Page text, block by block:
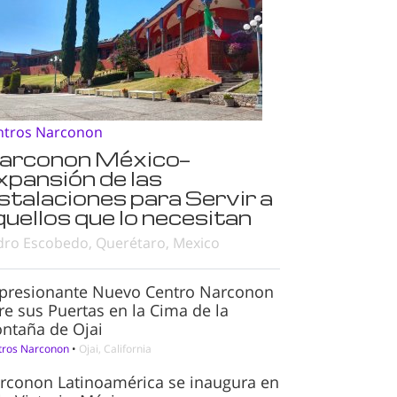
Narconon
México—
de las
para Servir a
que lo necesitan
Escobedo, Querétaro, Mexico
Nuevo Centro Narconon
sus Puertas en la Cima de la
de Ojai
Narconon • Ojai, California
Latinoamérica se inaugura en